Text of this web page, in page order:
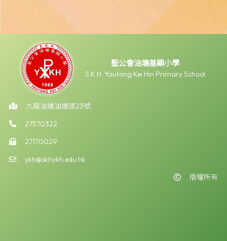
聖公會油塘基顯小學
S.K.H. Yautong Kei Hin Primary School
九龍油塘油塘道23號
27570322
27170029
ykh@skhykh.edu.hk
版權所有